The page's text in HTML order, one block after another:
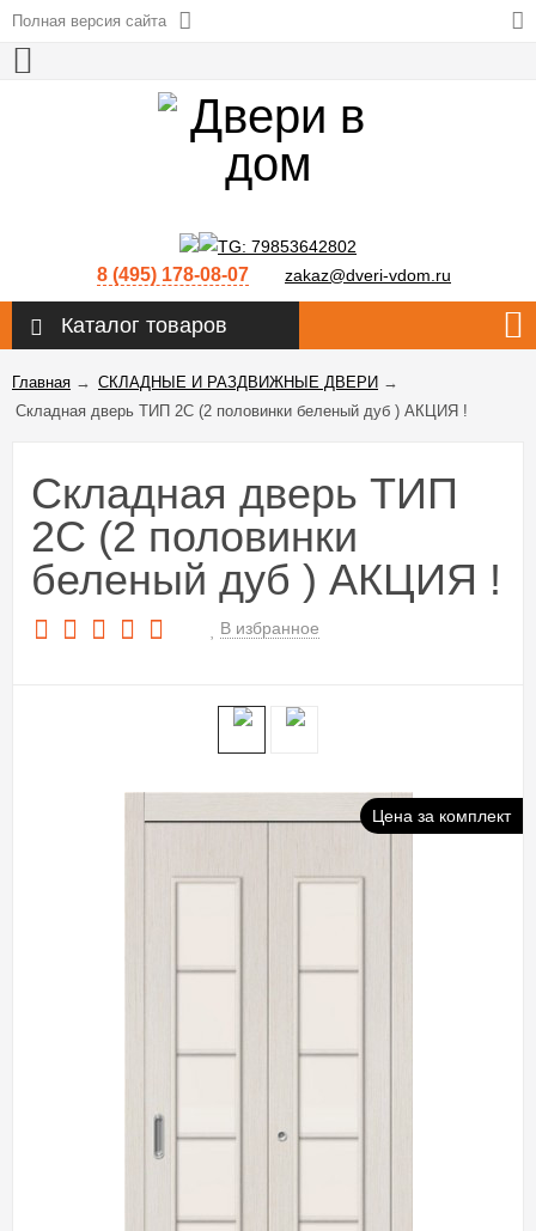
Полная версия сайта
8 (495) 178-08-07 zakaz@dveri-vdom.ru
Каталог товаров
Главная → СКЛАДНЫЕ И РАЗДВИЖНЫЕ ДВЕРИ →
Складная дверь ТИП 2С (2 половинки беленый дуб ) АКЦИЯ !
Складная дверь ТИП
2С (2 половинки
беленый дуб ) АКЦИЯ !
В избранное
Цена за комплект